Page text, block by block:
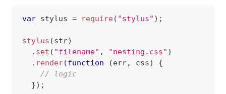
var stylus = require( "stylus" ) ;
stylus (str)
. set ( "filename" , "nesting.css" )
. render(function (err, css)
{
// logic
}) ;